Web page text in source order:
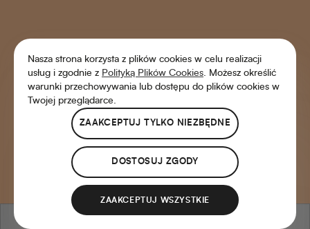
Copyright © 2022 Pasieki Rodziny Sadowskich
Shoper Premium
pokaż pełną wersję strony
Nasza strona korzysta z plików cookies w celu realizacji
usług i zgodnie z Polityką Plików Cookies. Możesz określić
warunki przechowywania lub dostępu do plików cookies w
Twojej przeglądarce.
ZAAKCEPTUJ TYLKO NIEZBĘDNE
DOSTOSUJ ZGODY
ZAAKCEPTUJ WSZYSTKIE